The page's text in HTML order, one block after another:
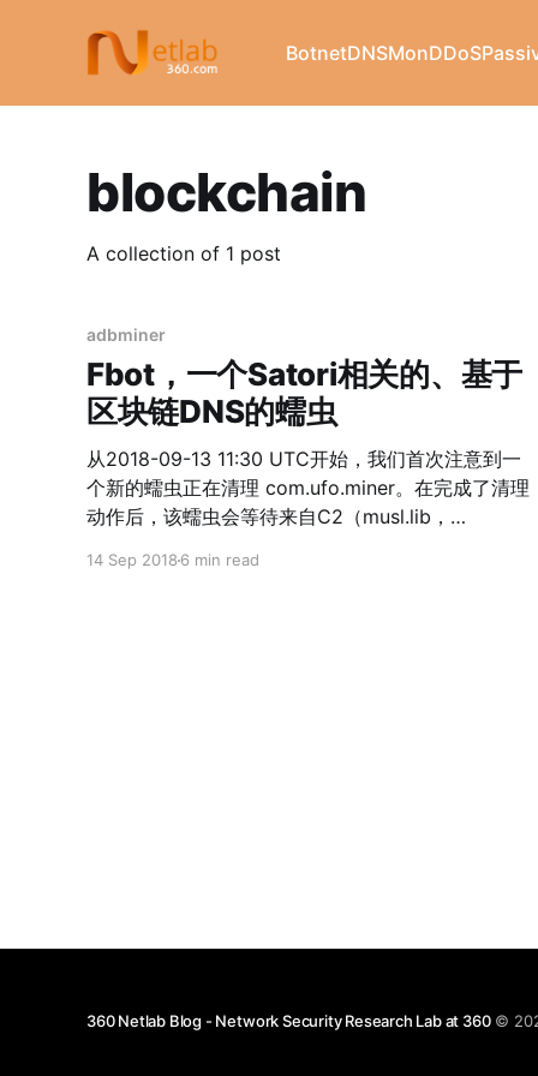
BotnetDNSMonDDoS
blockchain
A collection of 1 post
adbminer
Fbot，一个Satori相关的、基于
区块链DNS的蠕虫
从2018-09-13 11:30 UTC开始，我们首次注意到一
个新的蠕虫正在清理 com.ufo.miner。在完成了清理
动作后，该蠕虫会等待来自C2（musl.lib，
令。我们将该蠕虫命名为fbot，主要是因为该蠕虫的
14 Sep 2018 6 min read
360 Netlab Blog - Network Security Research Lab at 360©